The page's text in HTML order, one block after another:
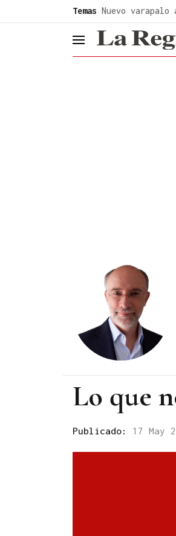
Temas Nuevo varapalo
header.menu.open
Lo que
Publicado: 17 May